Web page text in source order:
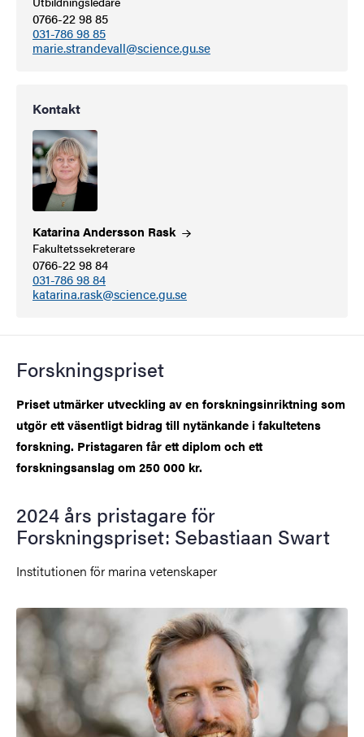
0766-22 98 85
031-786 98 85
marie.strandevall@science.gu.se
Kontakt
Katarina Andersson Rask
Fakultetssekreterare
0766-22 98 84
031-786 98 84
katarina.rask@science.gu.se
Forskningspriset
Priset utmärker utveckling av en forskningsinriktning som
utgör ett väsentligt bidrag till nytänkande i fakultetens
forskning. Pristagaren får ett diplom och ett
forskningsanslag om 250 000 kr.
2024 års pristagare för
Forskningspriset: Sebastiaan Swart
Institutionen för marina vetenskaper
Bild